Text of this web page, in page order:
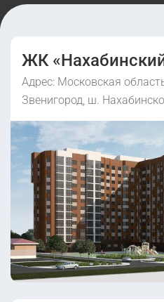
ЖК
Адрес: Московская
Звенигород, ш.